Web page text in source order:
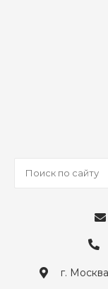
Выставляйте на
г.